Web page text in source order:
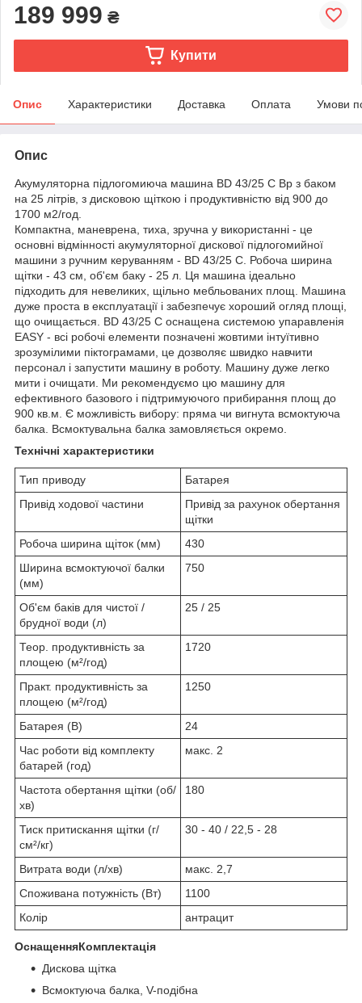
189 999 ₴
Купити
Опис Характеристики Доставка Оплата Умови
Опис
Акумуляторна підлогомиюча машина BD 43/25 C Bp з баком
на 25 літрів, з дисковою щіткою і продуктивністю від 900 до
1700 м2/год.
Компактна, маневрена, тиха, зручна у використанні - це
основні відмінності акумуляторної дискової підлогомийної
машини з ручним керуванням - BD 43/25 C. Робоча ширина
щітки - 43 см, об'єм баку - 25 л. Ця машина ідеально
підходить для невеликих, щільно мебльованих площ. Машина
дуже проста в експлуатації і забезпечує хороший огляд площі,
що очищається. BD 43/25 C оснащена системою упаравленія
EASY - всі робочі елементи позначені жовтими інтуїтивно
зрозумілими піктограмами, це дозволяє швидко навчити
персонал і запустити машину в роботу. Машину дуже легко
мити і очищати. Ми рекомендуємо цю машину для
ефективного базового і підтримуючого прибирання площ до
900 кв.м. Є можливість вибору: пряма чи вигнута всмоктуюча
балка. Всмоктувальна балка замовляється окремо.
Технічні характеристики
Тип приводу
Батарея
Привід ходової частини
Привід за рахунок обертання
щітки
Робоча ширина щіток (мм)
430
Ширина всмоктуючої балки
(мм)
750
Об'єм баків для чистої /
брудної води (л)
25 / 25
Теор. продуктивність за
площею (м²/год)
1720
Практ. продуктивність за
площею (м²/год)
1250
Батарея (В)
24
Час роботи від комплекту
батарей (год)
макс. 2
Частота обертання щітки (об/
хв)
180
Тиск притискання щітки (г/
см²/кг)
30 - 40 / 22,5 - 28
Витрата води (л/хв)
макс. 2,7
Споживана потужність (Вт)
1100
Колір
антрацит
ОснащенняКомплектація
Дискова щітка
Всмоктуюча балка, V-подібна